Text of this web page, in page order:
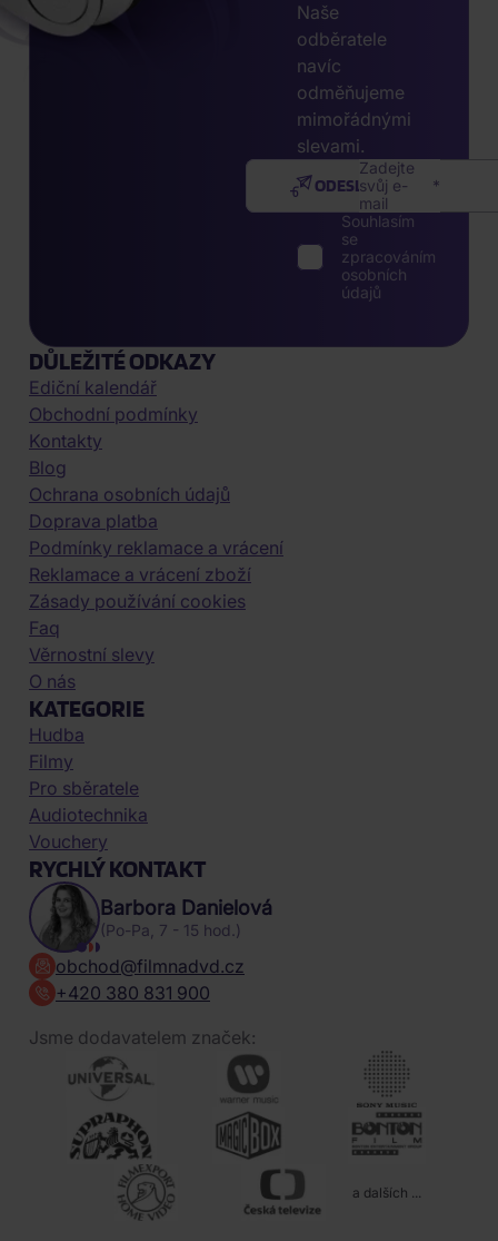
Naše
odběratele
navíc
odměňujeme
mimořádnými
slevami.
Zadejte
svůj e-
mail
ODESLAT
Souhlasím
se
zpracováním
osobních
údajů
DŮLEŽITÉ ODKAZY
Ediční kalendář
Obchodní podmínky
Kontakty
Blog
Ochrana osobních údajů
Doprava platba
Podmínky reklamace a vrácení
Reklamace a vrácení zboží
Zásady používání cookies
Faq
Věrnostní slevy
O nás
KATEGORIE
Hudba
Filmy
Pro sběratele
Audiotechnika
Vouchery
RYCHLÝ KONTAKT
Barbora Danielová
(Po-Pa, 7 - 15 hod.)
obchod@filmnadvd.cz
+420 380 831 900
Jsme dodavatelem značek:
a dalších ...